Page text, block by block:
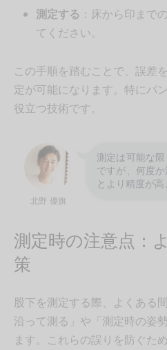
測定する ：床から印まで
てください。
この手順を踏むことで、誤差
定が可能になります。特にパ
役立つ技術です。
北野 優旗
測定は可能な
ですが、何度
とより精度が高
測定時の注意点：
策
股下を測定する際、よくある
沿って測る」や「測定時の姿
ます。これらの誤りを防ぐた